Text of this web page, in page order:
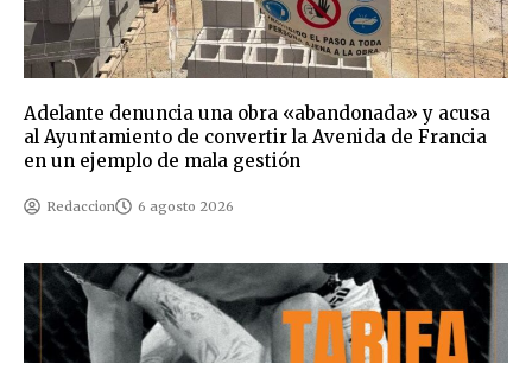
Adelante denuncia una obra «abandonada» y acusa
al Ayuntamiento de convertir la Avenida de Francia
en un ejemplo de mala gestión
Redaccion 6 agosto 2026